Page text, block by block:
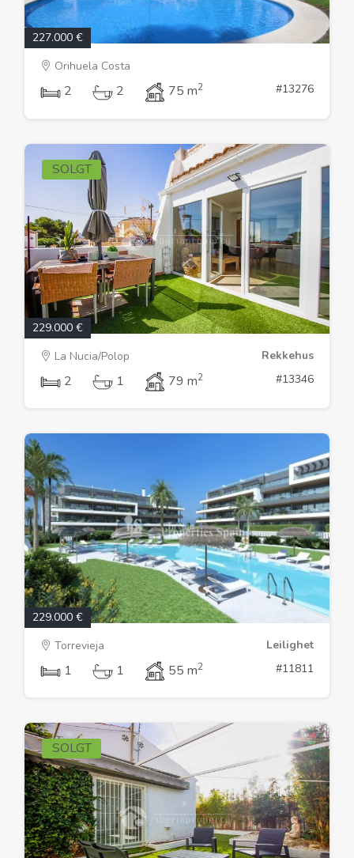
227.000 €
Orihuela Costa
2 2 75 m2 #13276
SOLGT
229.000 €
La Nucia/Polop
Rekkehus
2 1 79 m2 #13346
229.000 €
Torrevieja
Leilighet
1 1 55 m2 #11811
SOLGT